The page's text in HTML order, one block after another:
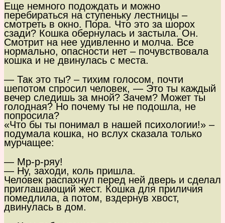
Еще немного подождать и можно
перебираться на ступеньку лестницы –
смотреть в окно. Пора. Что это за шорох
сзади? Кошка обернулась и застыла. Он.
Смотрит на нее удивленно и молча. Все
нормально, опасности нет – почувствовала
кошка и не двинулась с места.
— Так это ты? – тихим голосом, почти
шепотом спросил человек, — Это ты каждый
вечер следишь за мной? Зачем? Может ты
голодная? Но почему ты не подошла, не
попросила?
«Что бы ты понимал в нашей психологии!» –
подумала кошка, но вслух сказала только
мурчащее:
— Мр-р-ряу!
— Ну, заходи, коль пришла.
Человек распахнул перед ней дверь и сделал
приглашающий жест. Кошка для приличия
помедлила, а потом, вздернув хвост,
двинулась в дом.